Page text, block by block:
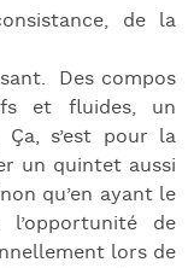
de la
Des compos
et fluides, un
s’est pour la
un quintet aussi
qu’en ayant le
de
lors de